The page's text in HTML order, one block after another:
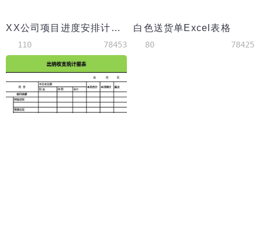
XX公司项目进度安排计划表甘特图模板
110 78453
白色送货单Excel表格
80 78425